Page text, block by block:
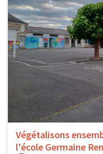
Végétalisons
l'école Germaine